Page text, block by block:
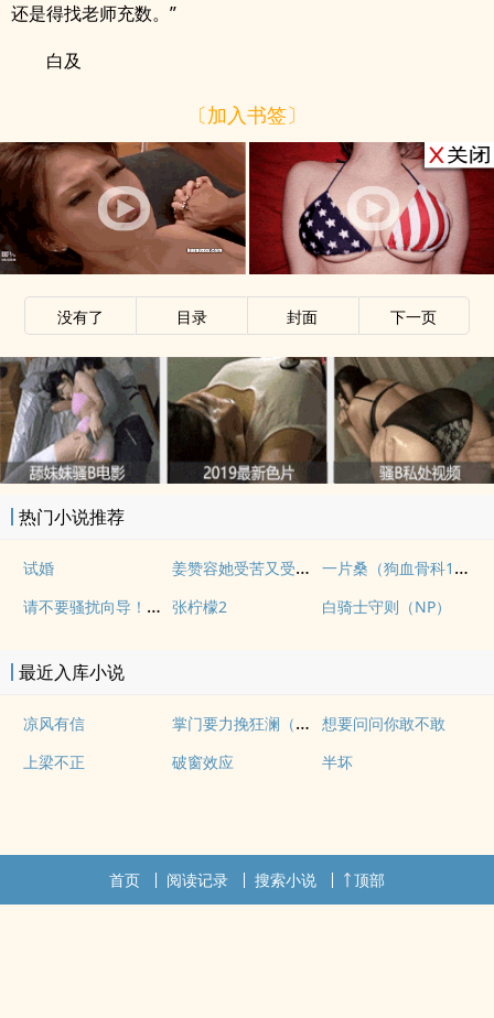
还是得找老师充数。”
白及
〔加入书签〕
没有了 目录 封面 下一页
热门小说推荐
试婚 姜赞容她受苦又受难（NPH）
一片桑（狗血骨科1v1）
请不要骚扰向导！（哨向NPH） 张柠檬2 白骑士守则（NP）
最近入库小说
凉风有信 掌门要力挽狂澜（重生NPH)
想要问问你敢不敢
上梁不正
破窗效应 半坏
首页 阅读记录 搜索小说 顶部